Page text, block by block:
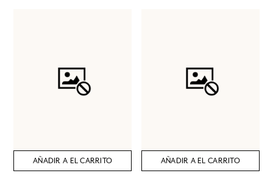
AÑADIR A EL CARRITO AÑADIR A EL CARRITO